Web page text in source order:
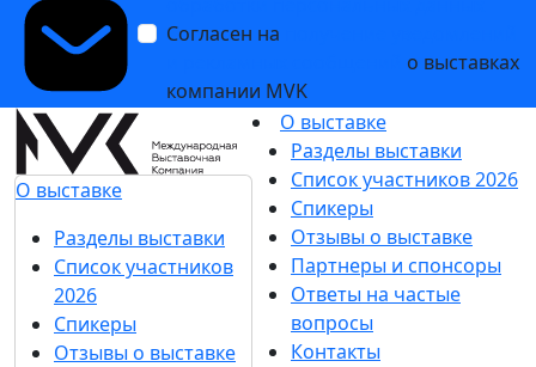
Согласен на
о выставках
компании MVK
О выставке
Разделы выставки
Список участников
2026
Спикеры
Отзывы о выставке
О выставке
Разделы выставки
Список участников 2026
Спикеры
Отзывы о выставке
Партнеры и спонсоры
Ответы на частые
вопросы
Контакты